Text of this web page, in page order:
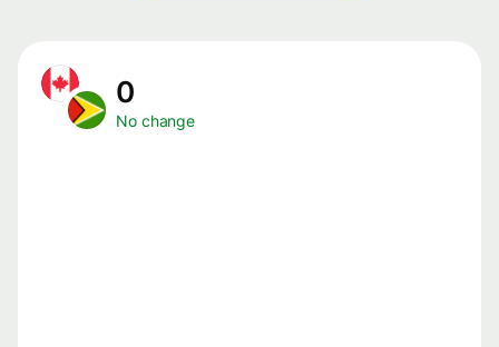
0
No change